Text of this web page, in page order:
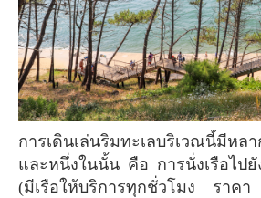
การเดินเล่นริมทะเลบริเวณนี้มีหลากหลายกิจกรรม
และหนึ่งในนั้น คือ การนั่งเรือไปยั
(มีเรือให้บริการทุกชั่วโมง ราคา